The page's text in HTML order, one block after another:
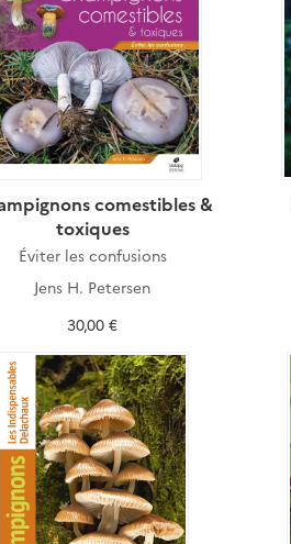
comestibles &
toxiques
Éviter les confusions
Jens H. Petersen
30,00 €